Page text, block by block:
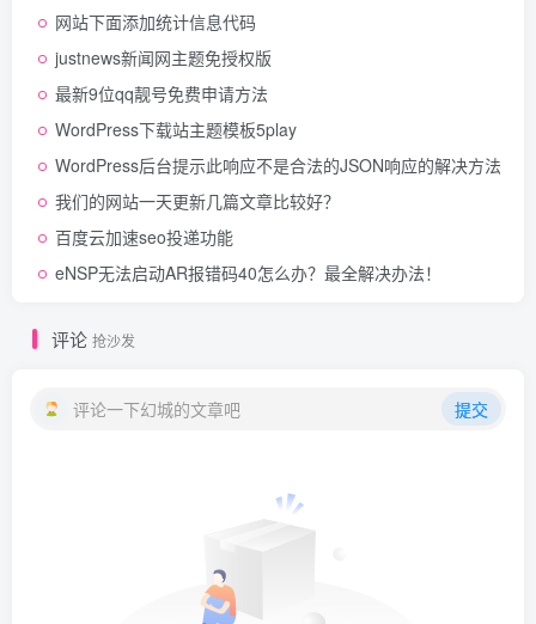
网站下面添加统计信息代码
justnews新闻网主题免授权版
最新9位qq靓号免费申请方法
WordPress下载站主题模板5play
WordPress后台提示此响应不是合法的JSON响应的解决方法
我们的网站一天更新几篇文章比较好？
百度云加速seo投递功能
eNSP无法启动AR报错码40怎么办？最全解决办法！
评论 抢沙发
评论一下幻城的文章吧 提交